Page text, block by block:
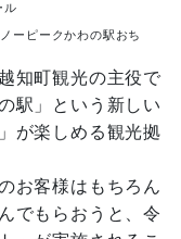
ル
の駅おち
知町観光の主役で
駅」という新しい
が楽しめる観光拠
お客様はもちろん
でもらおうと、令